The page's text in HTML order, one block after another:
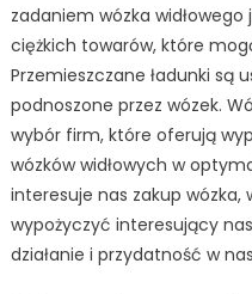
zadaniem wózka widłowego
ciężkich towarów, które
Przemieszczane ładunki są
podnoszone przez wózek.
wybór firm, które oferują
wózków widłowych w
interesuje nas zakup
wypożyczyć interesujący
działanie i przydatność w